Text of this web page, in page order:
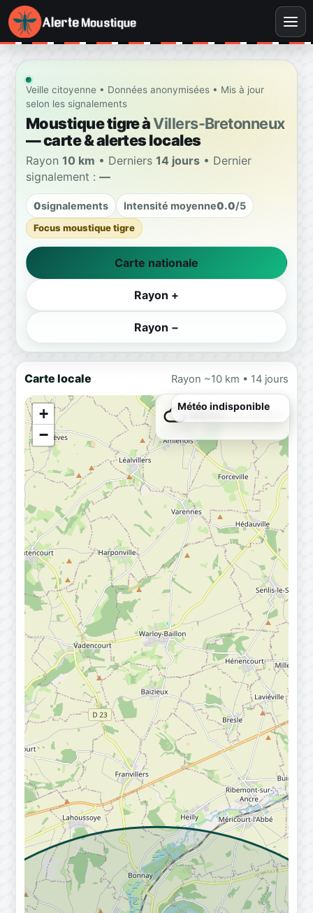
Veille citoyenne • Données anonymisées • Mis à jour
selon les signalements
Moustique tigre àVillers-Bretonneux
— carte & alertes locales
Rayon 10 km • Derniers 14 jours • Dernier
signalement : —
0signalements Intensité moyenne0.0/5
Focus moustique tigre
Carte nationale
Rayon +
Rayon −
Carte locale Rayon ~10 km • 14 jours
+
−
Météo…Chargement
Météo indisponible